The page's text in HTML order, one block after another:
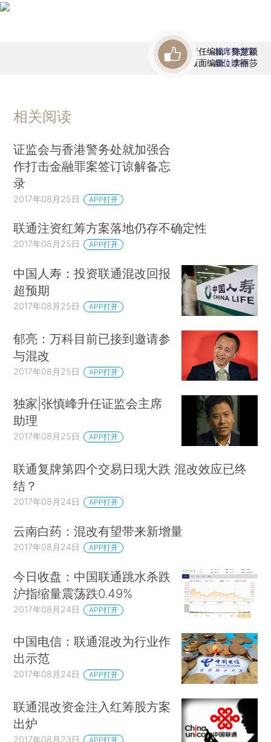
责任编辑：陈慧颖
版面编辑：李丽莎
首席赞赏官
虚位以待
相关阅读
证监会与香港警务处就加强合
作打击金融罪案签订谅解备忘
录
2017年08月25日 APP打开
联通注资红筹方案落地仍存不确定性
2017年08月25日 APP打开
中国人寿：投资联通混改回报
超预期
2017年08月25日 APP打开
郁亮：万科目前已接到邀请参
与混改
2017年08月25日 APP打开
独家|张慎峰升任证监会主席
助理
2017年08月25日 APP打开
联通复牌第四个交易日现大跌 混改效应已终
结？
2017年08月24日 APP打开
云南白药：混改有望带来新增量
2017年08月24日 APP打开
今日收盘：中国联通跳水杀跌
沪指缩量震荡跌0.49%
2017年08月24日 APP打开
中国电信：联通混改为行业作
出示范
2017年08月24日 APP打开
联通混改资金注入红筹股方案
出炉
2017年08月23日 APP打开